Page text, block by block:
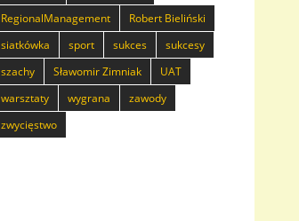
RegionalManagement
Robert Bieliński
siatkówka
sport sukces
sukcesy
szachy
Sławomir Zimniak
UAT
warsztaty
wygrana
zawody
zwycięstwo